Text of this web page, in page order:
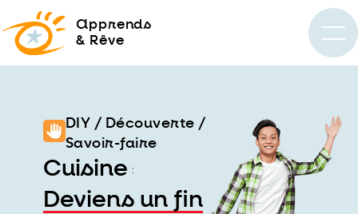
apprends
& Rêve
DIY / Découverte /
Savoir-faire
Cuisine :
Deviens un fin